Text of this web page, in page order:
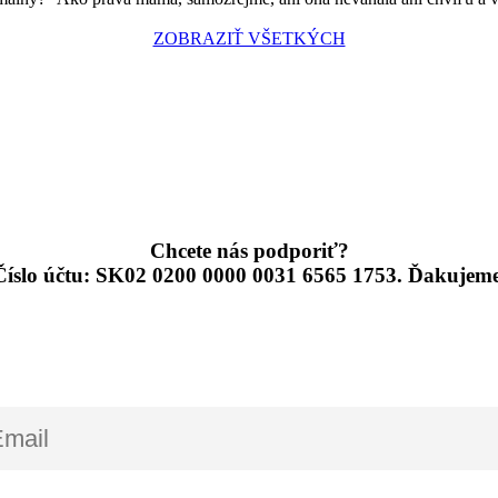
ZOBRAZIŤ VŠETKÝCH
Chcete nás podporiť?
účtu: SK02 0200 0000 0031 6565 1753.